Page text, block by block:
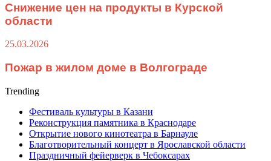
Снижение цен на продукты в Курской
области
25.03.2026
Пожар в жилом доме в Волгограде
Trending
Фестиваль культуры в Казани
Реконструкция памятника в Краснодаре
Открытие нового кинотеатра в Барнауле
Благотворительный концерт в Ярославской области
Праздничный фейерверк в Чебоксарах